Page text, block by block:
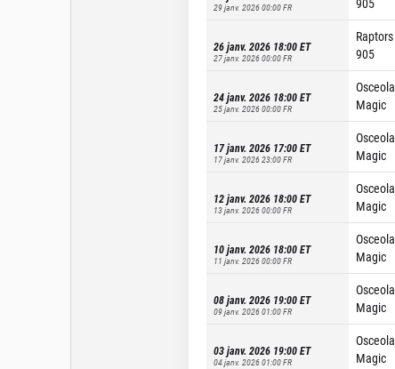
29 janv. 2026 00:00FR
26 janv. 2026 18:00ET
27 janv. 2026 00:00FR
Raptors
905
24 janv. 2026 18:00ET
25 janv. 2026 00:00FR
Osceola
Magic
17 janv. 2026 17:00ET
17 janv. 2026 23:00FR
Osceola
Magic
12 janv. 2026 18:00ET
13 janv. 2026 00:00FR
Osceola
Magic
10 janv. 2026 18:00ET
11 janv. 2026 00:00FR
Osceola
Magic
08 janv. 2026 19:00ET
09 janv. 2026 01:00FR
Osceola
Magic
03 janv. 2026 19:00ET
04 janv. 2026 01:00FR
Osceola
Magic